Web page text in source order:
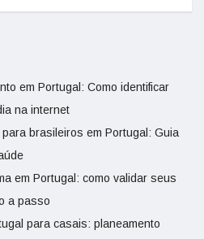
em Portugal: Como identificar
na internet
brasileiros em Portugal: Guia
em Portugal: como validar seus
a passo
para casais: planeamento